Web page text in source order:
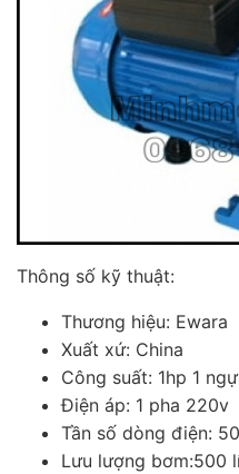
Thông số kỹ thuật:
Thương hiệu: Ewara
Xuất xứ: China
Công suất: 1hp 1
Điện áp: 1 pha 220v
Tần số dòng điện:
Lưu lượng bơm:500